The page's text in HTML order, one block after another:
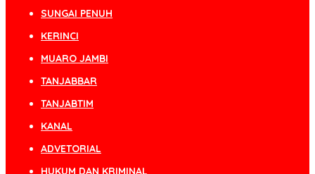
SUNGAI PENUH
KERINCI
MUARO JAMBI
TANJABBAR
TANJABTIM
KANAL
ADVETORIAL
HUKUM DAN KRIMINAL